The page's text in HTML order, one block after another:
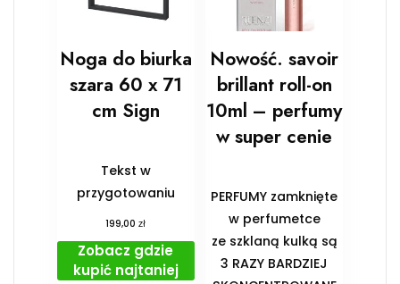
Noga do biurka
szara 60 x 71
cm Sign
Tekst w
przygotowaniu
199,00zł
Zobacz gdzie
kupić najtaniej
Nowość. savoir
brillant roll-on
10ml – perfumy
w super cenie
PERFUMY zamknięte
w perfumetce
ze szklaną kulką są
3 RAZY BARDZIEJ